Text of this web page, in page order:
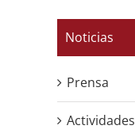
Noticias
Prensa
Actividades